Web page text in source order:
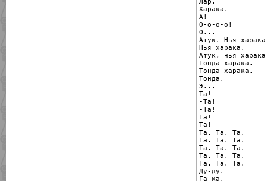
Харака.
А!
О-о-о-о!
О...
Атук. Нья
Нья харака.
Атук, нья
Тонда харака.
Тонда харака.
Тонда.
Э...
Та!
-Та!
-Та!
Та!
Та!
Та. Та. Та.
Та. Та. Та.
Та. Та. Та.
Та. Та. Та.
Та. Та. Та.
Ду-ду.
Га-ка.